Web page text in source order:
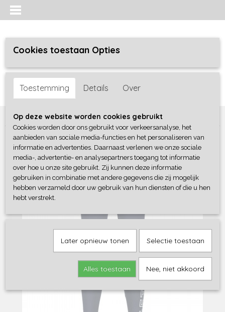
Inloggen Registreren
Home >Meisjes>broeken>Blue Seven
Cookies toestaan Opties
Toestemming Details Over
Op deze website worden cookies gebruikt
Cookies worden door ons gebruikt voor verkeersanalyse, het
aanbieden van sociale media-functies en het personaliseren van
informatie en advertenties. Daarnaast verlenen we onze sociale
media-, advertentie- en analysepartners toegang tot informatie
over hoe u onze site gebruikt. Zij kunnen deze informatie
gebruiken in combinatie met andere gegevens die zij mogelijk
hebben verzameld door uw gebruik van hun diensten of die u hen
hebt verstrekt.
Later opnieuw tonen Selectie toestaan
Alles toestaan Nee, niet akkoord